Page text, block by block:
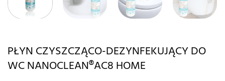
PŁYN CZYSZCZĄCO-DEZYNFEKUJĄCY DO
WC NANOCLEAN®AC8 HOME